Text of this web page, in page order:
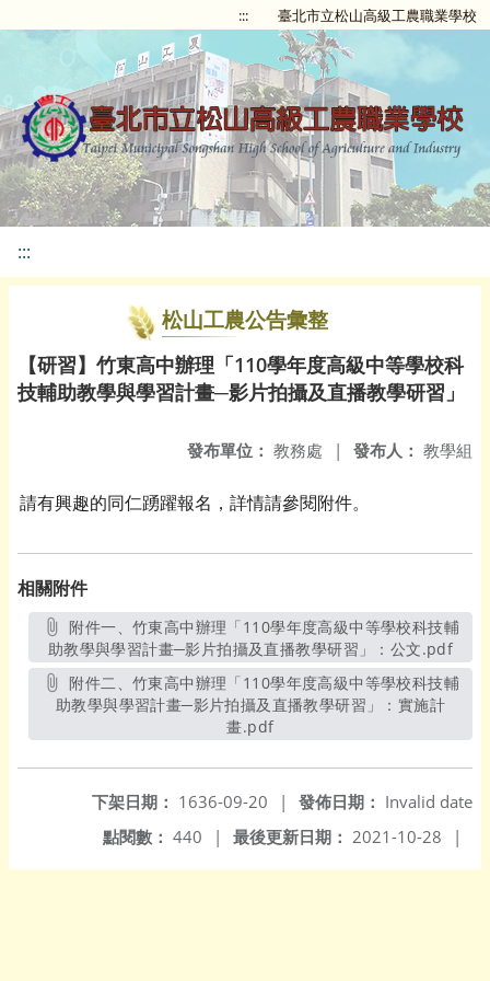
::: 臺北市立松山高級工農職業學校
:::
松山工農公告彙整
【研習】竹東高中辦理「110學年度高級中等學校科
技輔助教學與學習計畫─影片拍攝及直播教學研習」
發布人： 教學組
發布單位： 教務處 |
請有興趣的同仁踴躍報名，詳情請參閱附件。
相關附件
附件一、竹東高中辦理「110學年度高級中等學校科技輔
助教學與學習計畫─影片拍攝及直播教學研習」：公文.pdf另開
附件二、竹東高中辦理「110學年度高級中等學校科技輔
助教學與學習計畫─影片拍攝及直播教學研習」：實施計
畫.pdf另開新視窗
發佈日期： Invalid date
下架日期： 1636-09-20
|
最後更新日期： 2021-10-28 |
點閱數： 440 |